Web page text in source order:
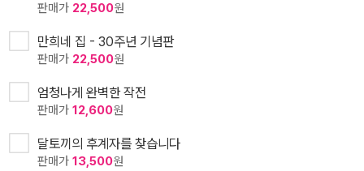
판매가 22,500원
만희네 집 - 30주년 기념판
판매가 22,500원
엄청나게 완벽한 작전
판매가 12,600원
달토끼의 후계자를 찾습니다
판매가 13,500원